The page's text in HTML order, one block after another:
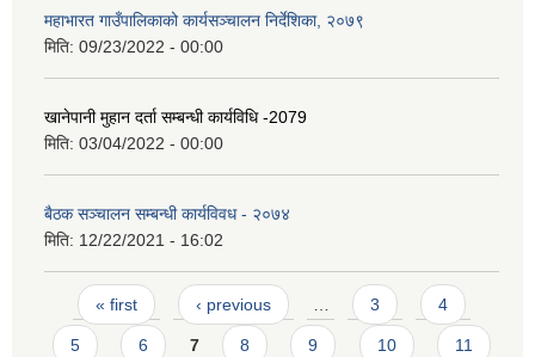
महाभारत गाउँपालिकाको कार्यसञ्‍चालन निर्देशिका, २०७९
मिति: 09/23/2022 - 00:00
खानेपानी मुहान दर्ता सम्बन्धी कार्यविधि -2079
मिति: 03/04/2022 - 00:00
बैठक सञ्चालन सम्बन्धी कार्यविवध - २०७४
मिति: 12/22/2021 - 16:02
Pages
« first ‹ previous 3 4
5 6 7 8 9 10 11